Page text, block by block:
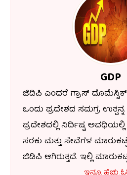
GDP
ಜಿಡಿಪಿ ಎಂದರೆ ಗ್ರಾಸ್ ಡೊಮೆಸ್ಟಿಕ್
ಒಂದು ಪ್ರದೇಶದ ಸಮಗ್ರ
ಪ್ರದೇಶದಲ್ಲಿ ನಿರ್ದಿಷ್ಟ
ಸರಕು ಮತ್ತು ಸೇವೆಗಳ
ಜಿಡಿಪಿ ಆಗಿರುತ್ತದೆ. ಇಲ್ಲಿ